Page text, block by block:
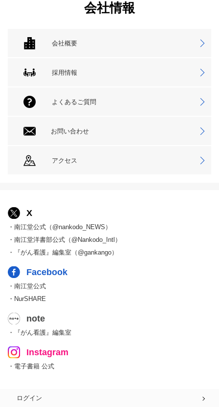
会社情報
会社概要
採用情報
よくあるご質問
お問い合わせ
アクセス
X
・南江堂公式（@nankodo_NEWS）
・南江堂洋書部公式（@Nankodo_Intl）
・『がん看護』編集室（@gankango）
Facebook
・南江堂公式
・NurSHARE
note
・『がん看護』編集室
Instagram
・電子書籍 公式
ログイン